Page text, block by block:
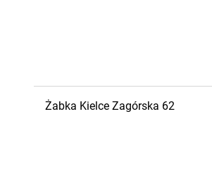
Żabka Kielce Zagórska 62